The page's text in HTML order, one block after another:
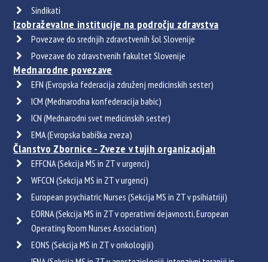
Sindikati
Izobraževalne institucije na področju zdravstva
Povezave do srednjih zdravstvenih šol Slovenije
Povezave do zdravstvenih fakultet Slovenije
Mednarodne povezave
EFN (Evropska federacija združenj medicinskih sester)
ICM (Mednarodna konfederacija babic)
ICN (Mednarodni svet medicinskih sester)
EMA (Evropska babiška zveza)
Članstvo Zbornice - Zveze v tujih organizacijah
EFFCNA (Sekcija MS in ZT v urgenci)
WFCCN (Sekcija MS in ZT v urgenci)
European psychiatric Nurses (Sekcija MS in ZT v psihiatriji)
EORNA (Sekcija MS in ZT v operativni dejavnosti, European
Operating Room Nurses Association)
EONS (Sekcija MS in ZT v onkologiji)